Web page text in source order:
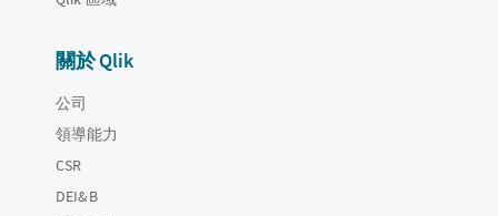
關於 Qlik
公司
領導能力
CSR
DEI&B